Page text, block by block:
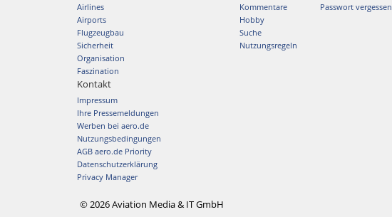
Airlines
Airports
Flugzeugbau
Sicherheit
Organisation
Faszination
Kommentare
Hobby
Suche
Nutzungsregeln
Passwort vergessen
Kontakt
Impressum
Ihre Pressemeldungen
Werben bei aero.de
Nutzungsbedingungen
AGB aero.de Priority
Datenschutzerklärung
Privacy Manager
© 2026 Aviation Media & IT GmbH